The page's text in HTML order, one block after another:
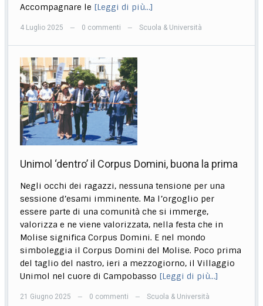
Accompagnare le [Leggi di più…]
4 Luglio 2025 — 0 commenti — Scuola & Università
Unimol ‘dentro’ il Corpus Domini, buona la prima
Negli occhi dei ragazzi, nessuna tensione per una
sessione d’esami imminente. Ma l’orgoglio per
essere parte di una comunità che si immerge,
valorizza e ne viene valorizzata, nella festa che in
Molise significa Corpus Domini. E nel mondo
simboleggia il Corpus Domini del Molise. Poco prima
del taglio del nastro, ieri a mezzogiorno, il Villaggio
Unimol nel cuore di Campobasso [Leggi di più…]
21 Giugno 2025 — 0 commenti — Scuola & Università